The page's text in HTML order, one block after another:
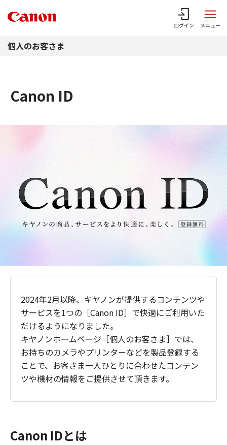
ログイン メニュー
個人のお客さま
Canon ID
2024年2月以降、キヤノンが提供するコンテンツや
サービスを1つの［Canon ID］で快適にご利用いた
だけるようになりました。
キヤノンホームページ［個人のお客さま］では、
お持ちのカメラやプリンターなどを製品登録する
ことで、お客さま一人ひとりに合わせたコンテン
ツや機材の情報をご提供させて頂きます。
Canon IDとは